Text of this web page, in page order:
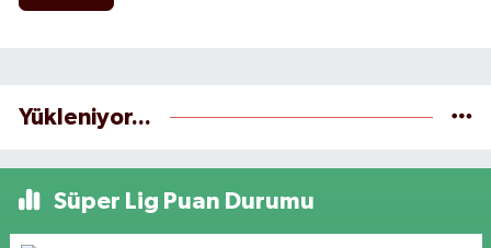
Yükleniyor...
Süper Lig Puan Durumu